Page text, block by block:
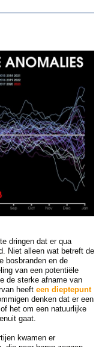
dringen dat er qua
Niet alleen wat betreft de
bosbranden en de
van een potentiële
de sterke afname van
heeft een dieptepunt
denken dat er een
het om een natuurlijke
gaat.
kwamen er